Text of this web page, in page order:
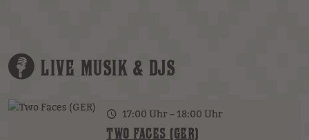
LIVE MUSIK & DJS
17:00 Uhr – 18:00 Uhr
TWO FACES (GER)